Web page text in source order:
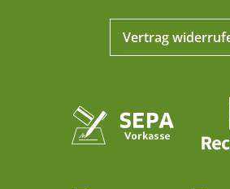
Vertrag